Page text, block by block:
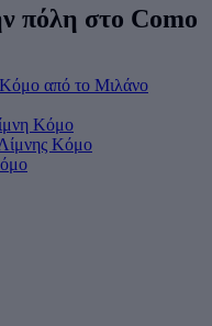
πόλη στο Como
από το Μιλάνο
Κόμο
Λίμνης Κόμο